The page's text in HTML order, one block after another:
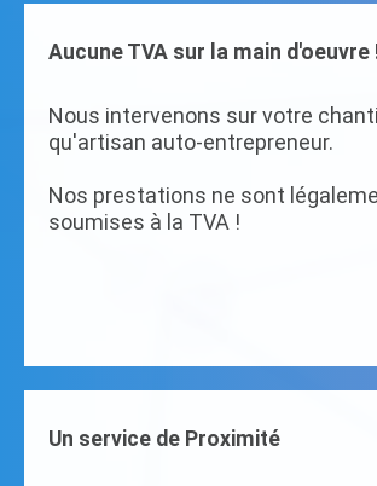
Aucune TVA sur la main d'oeuvre
Nous intervenons sur votre
qu'artisan auto-entrepreneur.
Nos prestations ne sont
soumises à la TVA !
Un service de Proximité